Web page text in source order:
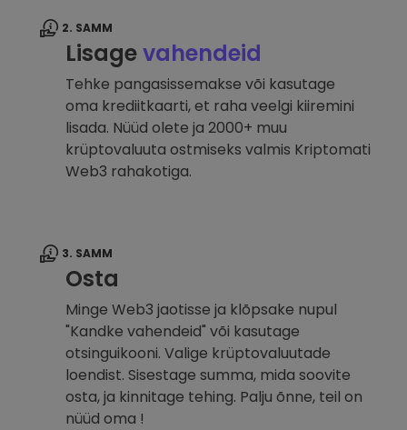
2. SAMM
Lisagevahendeid
Tehke pangasissemakse või kasutage
oma krediitkaarti, et raha veelgi kiiremini
lisada. Nüüd olete ja 2000+ muu
krüptovaluuta ostmiseks valmis Kriptomati
Web3 rahakotiga.
3. SAMM
Osta
Minge Web3 jaotisse ja klõpsake nupul
"Kandke vahendeid" või kasutage
otsinguikooni. Valige krüptovaluutade
loendist. Sisestage summa, mida soovite
osta, ja kinnitage tehing. Palju õnne, teil on
nüüd oma !